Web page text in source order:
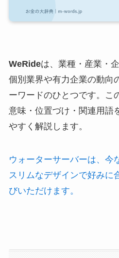
WeRideは、業種・産業・
個別業界や有力企業の動向
ーワードのひとつです。こ
意味・位置づけ・関連用語
やすく解説します。
ウォーターサーバーは、今
スリムなデザインで好みに
びいただけます。